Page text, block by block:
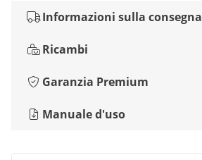
Informazioni sulla consegna
Ricambi
Garanzia Premium
Manuale d'uso